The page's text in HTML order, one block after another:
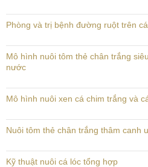
Phòng và trị bệnh đường ruột trên
Mô hình nuôi tôm thẻ chân trắng
nước
Mô hình nuôi xen cá chim trắng và
Nuôi tôm thẻ chân trắng thâm canh
Kỹ thuật nuôi cá lóc tổng hợp